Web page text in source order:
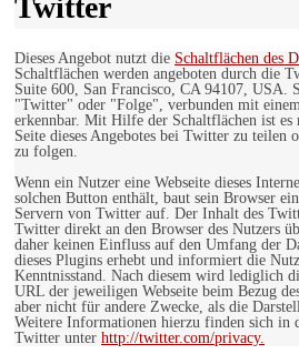
Twitter
Dieses Angebot nutzt die Schaltflächen des
Schaltflächen werden angeboten durch die
Suite 600, San Francisco, CA 94107, USA.
"Twitter" oder "Folge", verbunden mit
erkennbar. Mit Hilfe der Schaltflächen ist
Seite dieses Angebotes bei Twitter zu teilen
zu folgen.
Wenn ein Nutzer eine Webseite dieses
solchen Button enthält, baut sein Browser
Servern von Twitter auf. Der Inhalt des
Twitter direkt an den Browser des Nutzers
daher keinen Einfluss auf den Umfang der
dieses Plugins erhebt und informiert die
Kenntnisstand. Nach diesem wird lediglich
URL der jeweiligen Webseite beim Bezug
aber nicht für andere Zwecke, als die
Weitere Informationen hierzu finden sich in
Twitter unter http://twitter.com/privacy.